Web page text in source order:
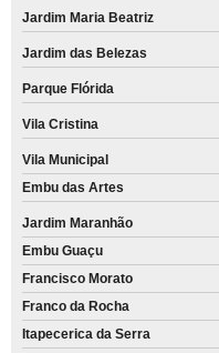
Jardim Maria Beatriz
Jardim das Belezas
Parque Flórida
Vila Cristina
Vila Municipal
Embu das Artes
Jardim Maranhão
Embu Guaçu
Francisco Morato
Franco da Rocha
Itapecerica da Serra